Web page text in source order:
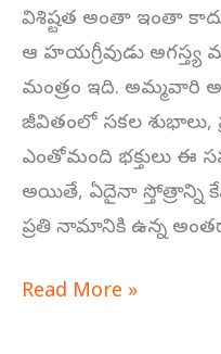
విశిష్టత అంతా ఇంతా
ఆ హయగ్రీవుడు
మంత్రం ఇది. అమ్మవారి
జీవితంలో సకల శుభాలు,
ఎంతోమంది భక్తులు ఈ
అయితే, ఏదైనా స్తోత్రాన్ని
ప్రతి నామానికి ఉన్న
Read More »